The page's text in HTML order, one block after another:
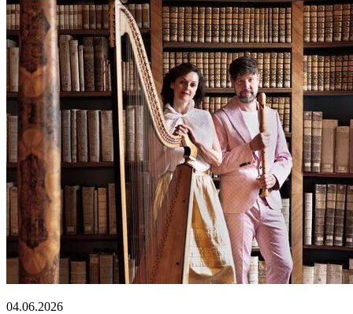
04.06.2026